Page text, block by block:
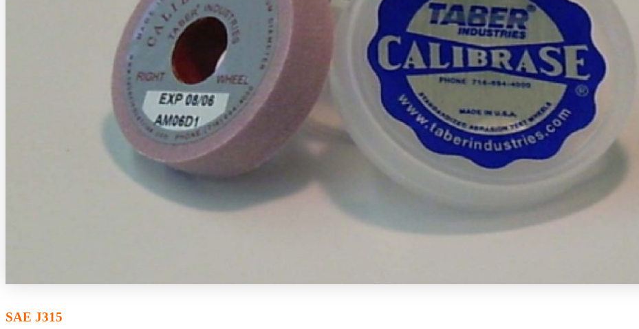
SAE J315